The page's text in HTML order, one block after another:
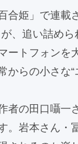
合姫」で連載
、追い詰め
ートフォンを
らの小さな
者の田口囁一
。岩本さん・